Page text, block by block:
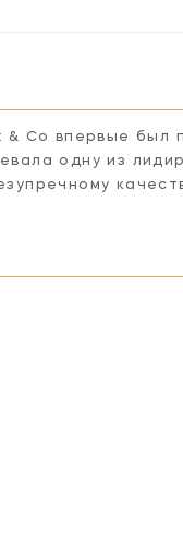
Co впервые был
одну из